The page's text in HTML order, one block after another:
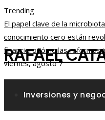
Trending
El papel clave de la
conocimiento cero están
financieroCómo las reformas
viernes, agosto 7
RAFAEL
Inversiones y